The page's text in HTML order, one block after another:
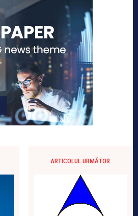
ARTICOLUL URMĂTOR